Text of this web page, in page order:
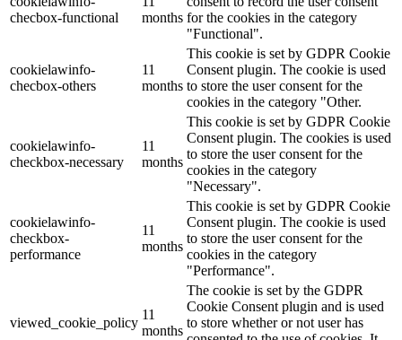
checbox-functional
months for the cookies in the category
"Functional".
cookielawinfo-
checbox-others
11
months
This cookie is set by GDPR Cookie
Consent plugin. The cookie is used
to store the user consent for the
cookies in the category "Other.
cookielawinfo-
checkbox-necessary
11
months
This cookie is set by GDPR Cookie
Consent plugin. The cookies is used
to store the user consent for the
cookies in the category
"Necessary".
cookielawinfo-
checkbox-
performance
11
months
This cookie is set by GDPR Cookie
Consent plugin. The cookie is used
to store the user consent for the
cookies in the category
"Performance".
viewed_cookie_policy
11
months
The cookie is set by the GDPR
Cookie Consent plugin and is used
to store whether or not user has